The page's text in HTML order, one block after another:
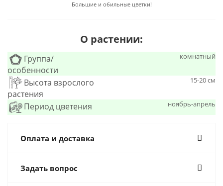
Большие и обильные цветки!
О растении:
Группа/
особенности
комнатный
Высота взрослого
растения
15-20 см
Период цветения ноябрь-апрель
Оплата и доставка
Задать вопрос